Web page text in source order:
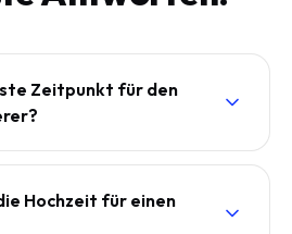
Zeitpunkt für den
Hochzeit für einen